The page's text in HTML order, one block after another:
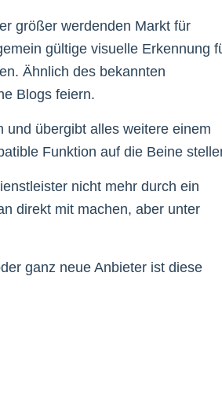
größer werdenden Markt für
gültige visuelle Erkennung
Ähnlich des bekannten
Blogs feiern.
und übergibt alles weitere einem
Funktion auf die Beine
nicht mehr durch ein
direkt mit machen, aber unter
ganz neue Anbieter ist diese